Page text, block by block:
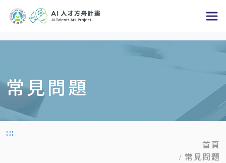
跳
容
區
塊
常見問題
:::
首頁
常見問題